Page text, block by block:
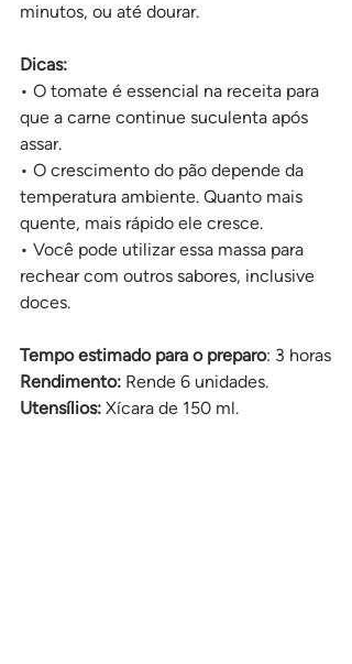
minutos, ou até dourar.
Dicas:
• O tomate é essencial na receita para
que a carne continue suculenta após
assar.
• O crescimento do pão depende da
temperatura ambiente. Quanto mais
quente, mais rápido ele cresce.
• Você pode utilizar essa massa para
rechear com outros sabores, inclusive
doces.
Tempo estimado para o preparo: 3 horas
Rendimento: Rende 6 unidades.
Utensílios: Xícara de 150 ml.